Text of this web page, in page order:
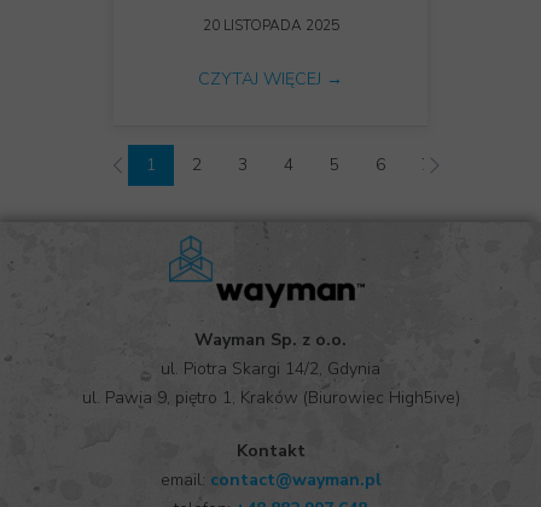
20 LISTOPADA 2025
CZYTAJ WIĘCEJ →
1 2 3 4 5 6 7
Kontakt
email: contact@wayman.pl
Wayman Sp. z o.o.
ul. Piotra Skargi 14/2, Gdynia
ul. Pawia 9, piętro 1, Kraków (Biurowiec High5ive)